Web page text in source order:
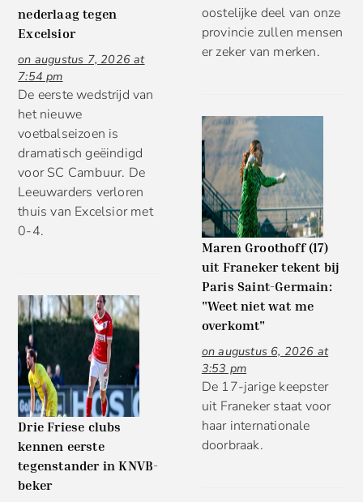
nederlaag tegen
Excelsior
on augustus 7, 2026 at
7:54 pm
De eerste wedstrijd van
het nieuwe
voetbalseizoen is
dramatisch geëindigd
voor SC Cambuur. De
Leeuwarders verloren
thuis van Excelsior met
0-4.
Drie Friese clubs
kennen eerste
tegenstander in KNVB-
beker
oostelijke deel van onze
provincie zullen mensen
er zeker van merken.
Maren Groothoff (17)
uit Franeker tekent bij
Paris Saint-Germain:
"Weet niet wat me
overkomt"
on augustus 6, 2026 at
3:53 pm
De 17-jarige keepster
uit Franeker staat voor
haar internationale
doorbraak.